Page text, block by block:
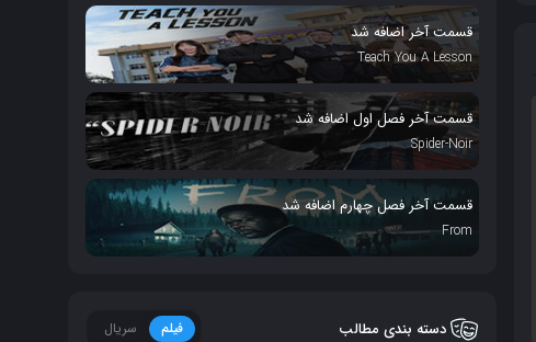
قسمت آخر اضافه شد
Teach You A Lesson
قسمت آخر فصل اول اضافه شد
Spider-Noir
قسمت آخر فصل چهارم اضافه شد
From
دسته بندی مطالب فیلم سریال